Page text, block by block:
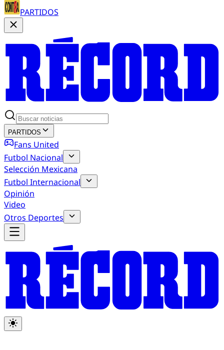
PARTIDOS
PARTIDOS
Fans United
Futbol Nacional
Selección Mexicana
Futbol Internacional
Opinión
Video
Otros Deportes